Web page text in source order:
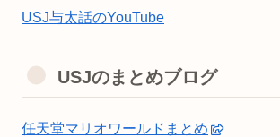
USJ与太話のYouTube
USJのまとめブログ
任天堂マリオワールドまとめ